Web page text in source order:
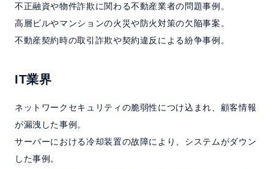
不正融資や物件詐欺に関わる不動産業者の問題事例。
高層ビルやマンションの火災や防火対策の欠陥事案。
不動産契約時の取引詐欺や契約違反による紛争事例。
IT業界
ネットワークセキュリティの脆弱性につけ込まれ、顧客情報
が漏洩した事例。
サーバーにおける冷却装置の故障により、システムがダウン
した事例。